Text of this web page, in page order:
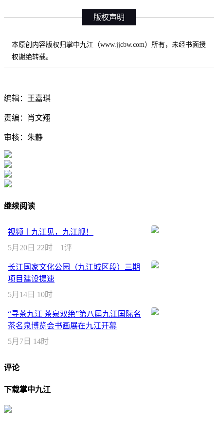
版权声明
本原创内容版权归掌中九江（www.jjcbw.com）所有，未经书面授
权谢绝转载。
编辑：王嘉琪
责编：肖文翔
审核：朱静
继续阅读
视频丨九江见，九江舰！
5月20日 22时
1评
长江国家文化公园（九江城区段）三期
项目建设提速
5月14日 10时
“寻茶九江 茶泉双绝”第八届九江国际名
茶名泉博览会书画展在九江开幕
5月7日 14时
评论
下载掌中九江